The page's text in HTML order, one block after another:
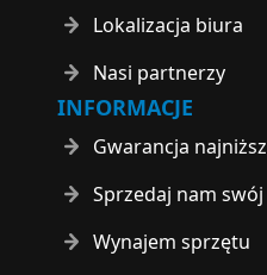
Lokalizacja biura
Nasi partnerzy
INFORMACJE
Gwarancja
Sprzedaj nam
Wynajem sprzętu